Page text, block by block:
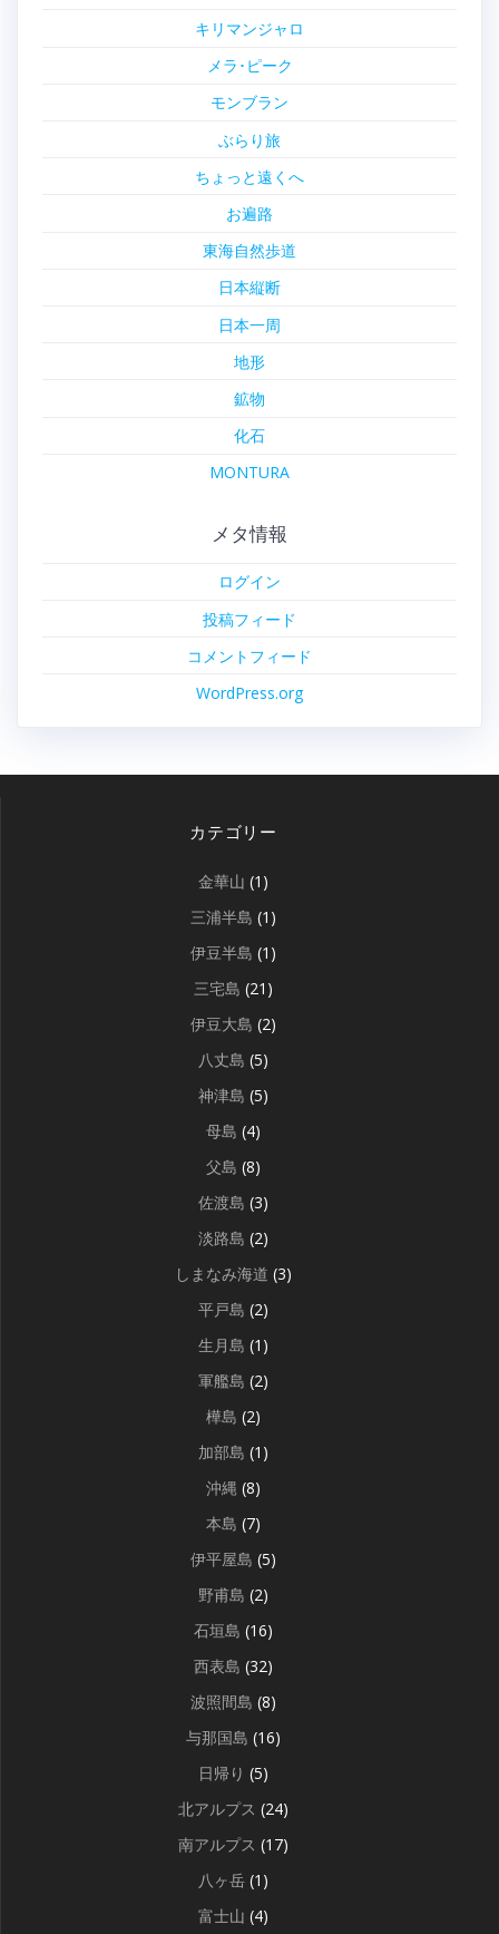
キリマンジャロ
メラ･ピーク
モンブラン
ぶらり旅
ちょっと遠くへ
お遍路
東海自然歩道
日本縦断
日本一周
地形
鉱物
化石
MONTURA
メタ情報
ログイン
投稿フィード
コメントフィード
WordPress.org
カテゴリー
金華山 (1)
三浦半島 (1)
伊豆半島 (1)
三宅島 (21)
伊豆大島 (2)
八丈島 (5)
神津島 (5)
母島 (4)
父島 (8)
佐渡島 (3)
淡路島 (2)
しまなみ海道 (3)
平戸島 (2)
生月島 (1)
軍艦島 (2)
樺島 (2)
加部島 (1)
沖縄 (8)
本島 (7)
伊平屋島 (5)
野甫島 (2)
石垣島 (16)
西表島 (32)
波照間島 (8)
与那国島 (16)
日帰り (5)
北アルプス (24)
南アルプス (17)
八ヶ岳 (1)
富士山 (4)